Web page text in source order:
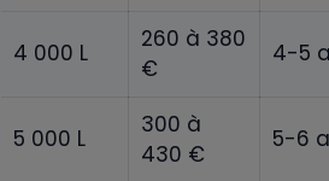
4 000 L
260 à 380
€
4-5
5 000 L
300 à
430 €
5-6